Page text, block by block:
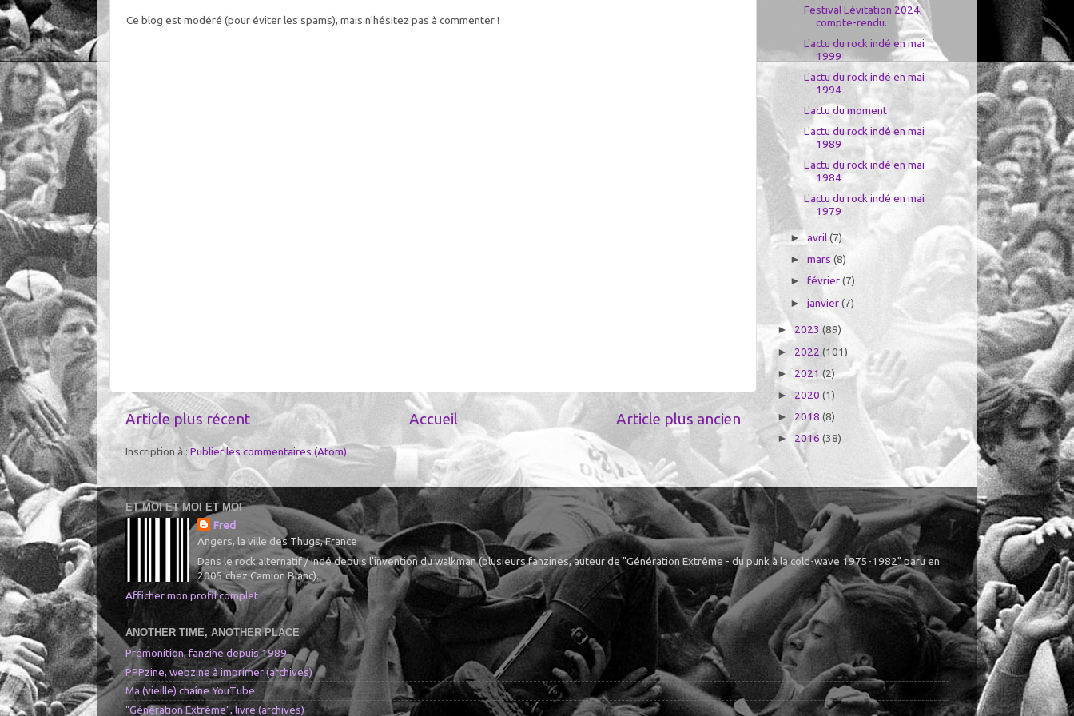
Ce blog est modéré (pour éviter les spams), mais n'hésitez pas à commenter !
Article plus récent Article plus ancien
Accueil
Inscription à : Publier les commentaires (Atom)
Festival Lévitation 2024,
compte-rendu.
L'actu du rock indé en mai
1999
L'actu du rock indé en mai
1994
L'actu du moment
L'actu du rock indé en mai
1989
L'actu du rock indé en mai
1984
L'actu du rock indé en mai
1979
►avril(7)
►mars(8)
►février(7)
►janvier(7)
►2023 (89)
► 2022 (101)
►2021 (2)
► 2020 (1)
► 2018 (8)
► 2016 (38)
ET MOI ET MOI ET MOI
Fred
Angers, la ville des Thugs, France
Dans le rock alternatif / indé depuis l'invention du walkman (plusieurs fanzines, auteur de "Génération Extrême - du punk à la cold-wave 1975-1982" paru en
2005 chez Camion Blanc).
Afficher mon profil complet
ANOTHER TIME, ANOTHER PLACE
Prémonition, fanzine depuis 1989
PPPzine, webzine à imprimer (archives)
Ma (vieille) chaîne YouTube
"Génération Extrême", livre (archives)